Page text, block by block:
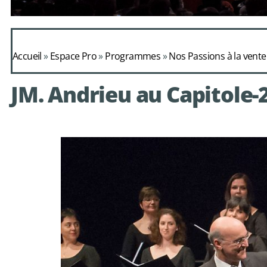
Daphnis et
de
avec le choeur de
Accueil»Espace Pro»Programmes»Nos Passions à la vente
JM. Andrieu au Capitole-